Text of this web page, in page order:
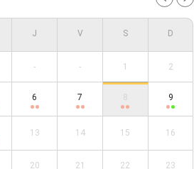
- - 1 2
6 7 8 9
13 14 15 16
20 21 22 23